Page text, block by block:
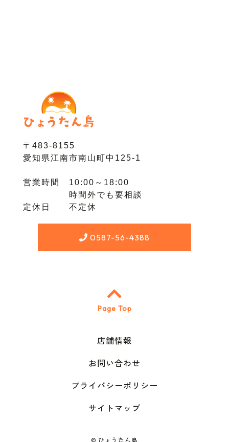
〒483-8155
愛知県江南市南山町中125-1
営業時間 10:00～18:00
時間外でも要相談
定休日 不定休
0587-56-4388
Page Top
店舗情報
お問い合わせ
プライバシーポリシー
サイトマップ
© ひょうたん島